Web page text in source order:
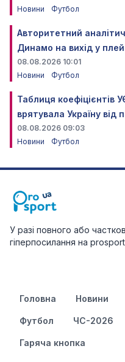
Новини
Футбол
Авторитетний
Динамо на вихід у
08.08.2026 10:01
Новини
Футбол
Таблиця
врятувала Україну від
08.08.2026 09:03
Новини
Футбол
У разі повного або
гіперпосилання на
Головна Новини
Футбол ЧС-2026
Гаряча кнопка